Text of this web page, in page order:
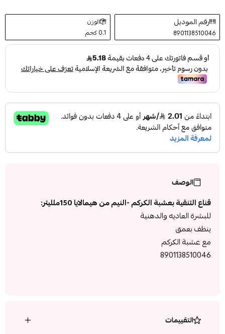
رقم الموديل
8901138510046
الوزن
0.1 كجم
الوصف
قناع التنقية بعشبة الكركم -النيم من هيمالايا 150ملليتر:
للبشرة العاديه والدهنية
ينظف بعمق
مع عشبة الكركم
8901138510046
التقييمات